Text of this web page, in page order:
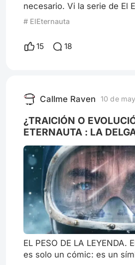
necesario. Vi la serie de El
veces, volví a leer la
nublar el pensamiento
fue lo más importante) me
da lo mismo El Eternauta
# ElEternauta
15 18
Callme Raven 10 de
¿TRAICIÓN O
ETERNAUTA : LA
ENTRE ADAPTAR Y
ESENCIA
EL PESO DE LA LEYENDA.
es solo un cómic: es un